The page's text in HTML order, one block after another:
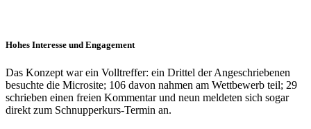
Hohes Interesse und Engagement
Das Konzept war ein Volltreffer: ein Drittel der Angeschriebenen
besuchte die Microsite; 106 davon nahmen am Wettbewerb teil; 29
schrieben einen freien Kommentar und neun meldeten sich sogar
direkt zum Schnupperkurs-Termin an.